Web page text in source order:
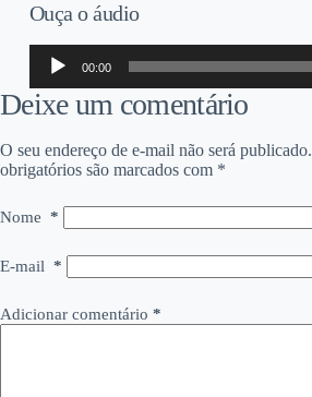
Ouça o áudio
Tocador
áudio
00:00
Deixe um comentário
O seu endereço de e-mail não será publicado.
obrigatórios são marcados com *
Nome *
E-mail *
Adicionar comentário *